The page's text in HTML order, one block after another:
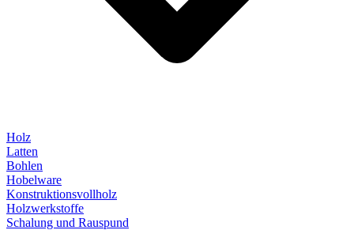
Holz
Latten
Bohlen
Hobelware
Konstruktionsvollholz
Holzwerkstoffe
Schalung und Rauspund